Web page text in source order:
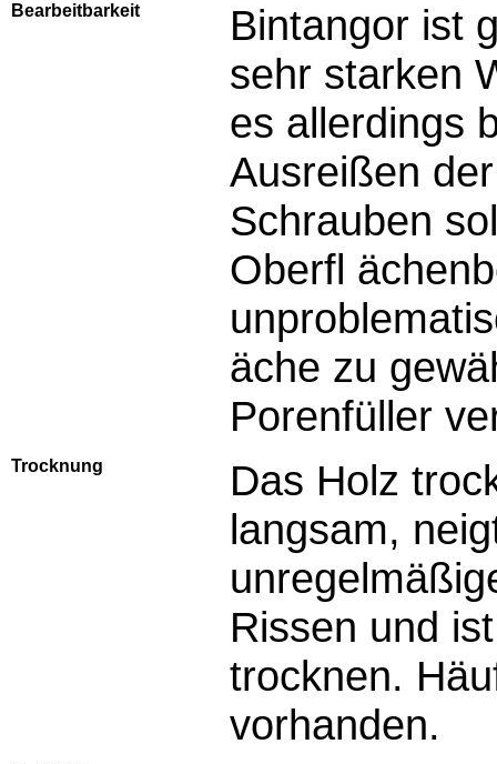
Bearbeitbarkeit
Bintangor ist
sehr starken
es allerdings
Ausreißen
Schrauben
Oberfl
äche zu
Porenfüller
Trocknung
Das Holz
langsam,
Rissen und
trocknen.
vorhanden.